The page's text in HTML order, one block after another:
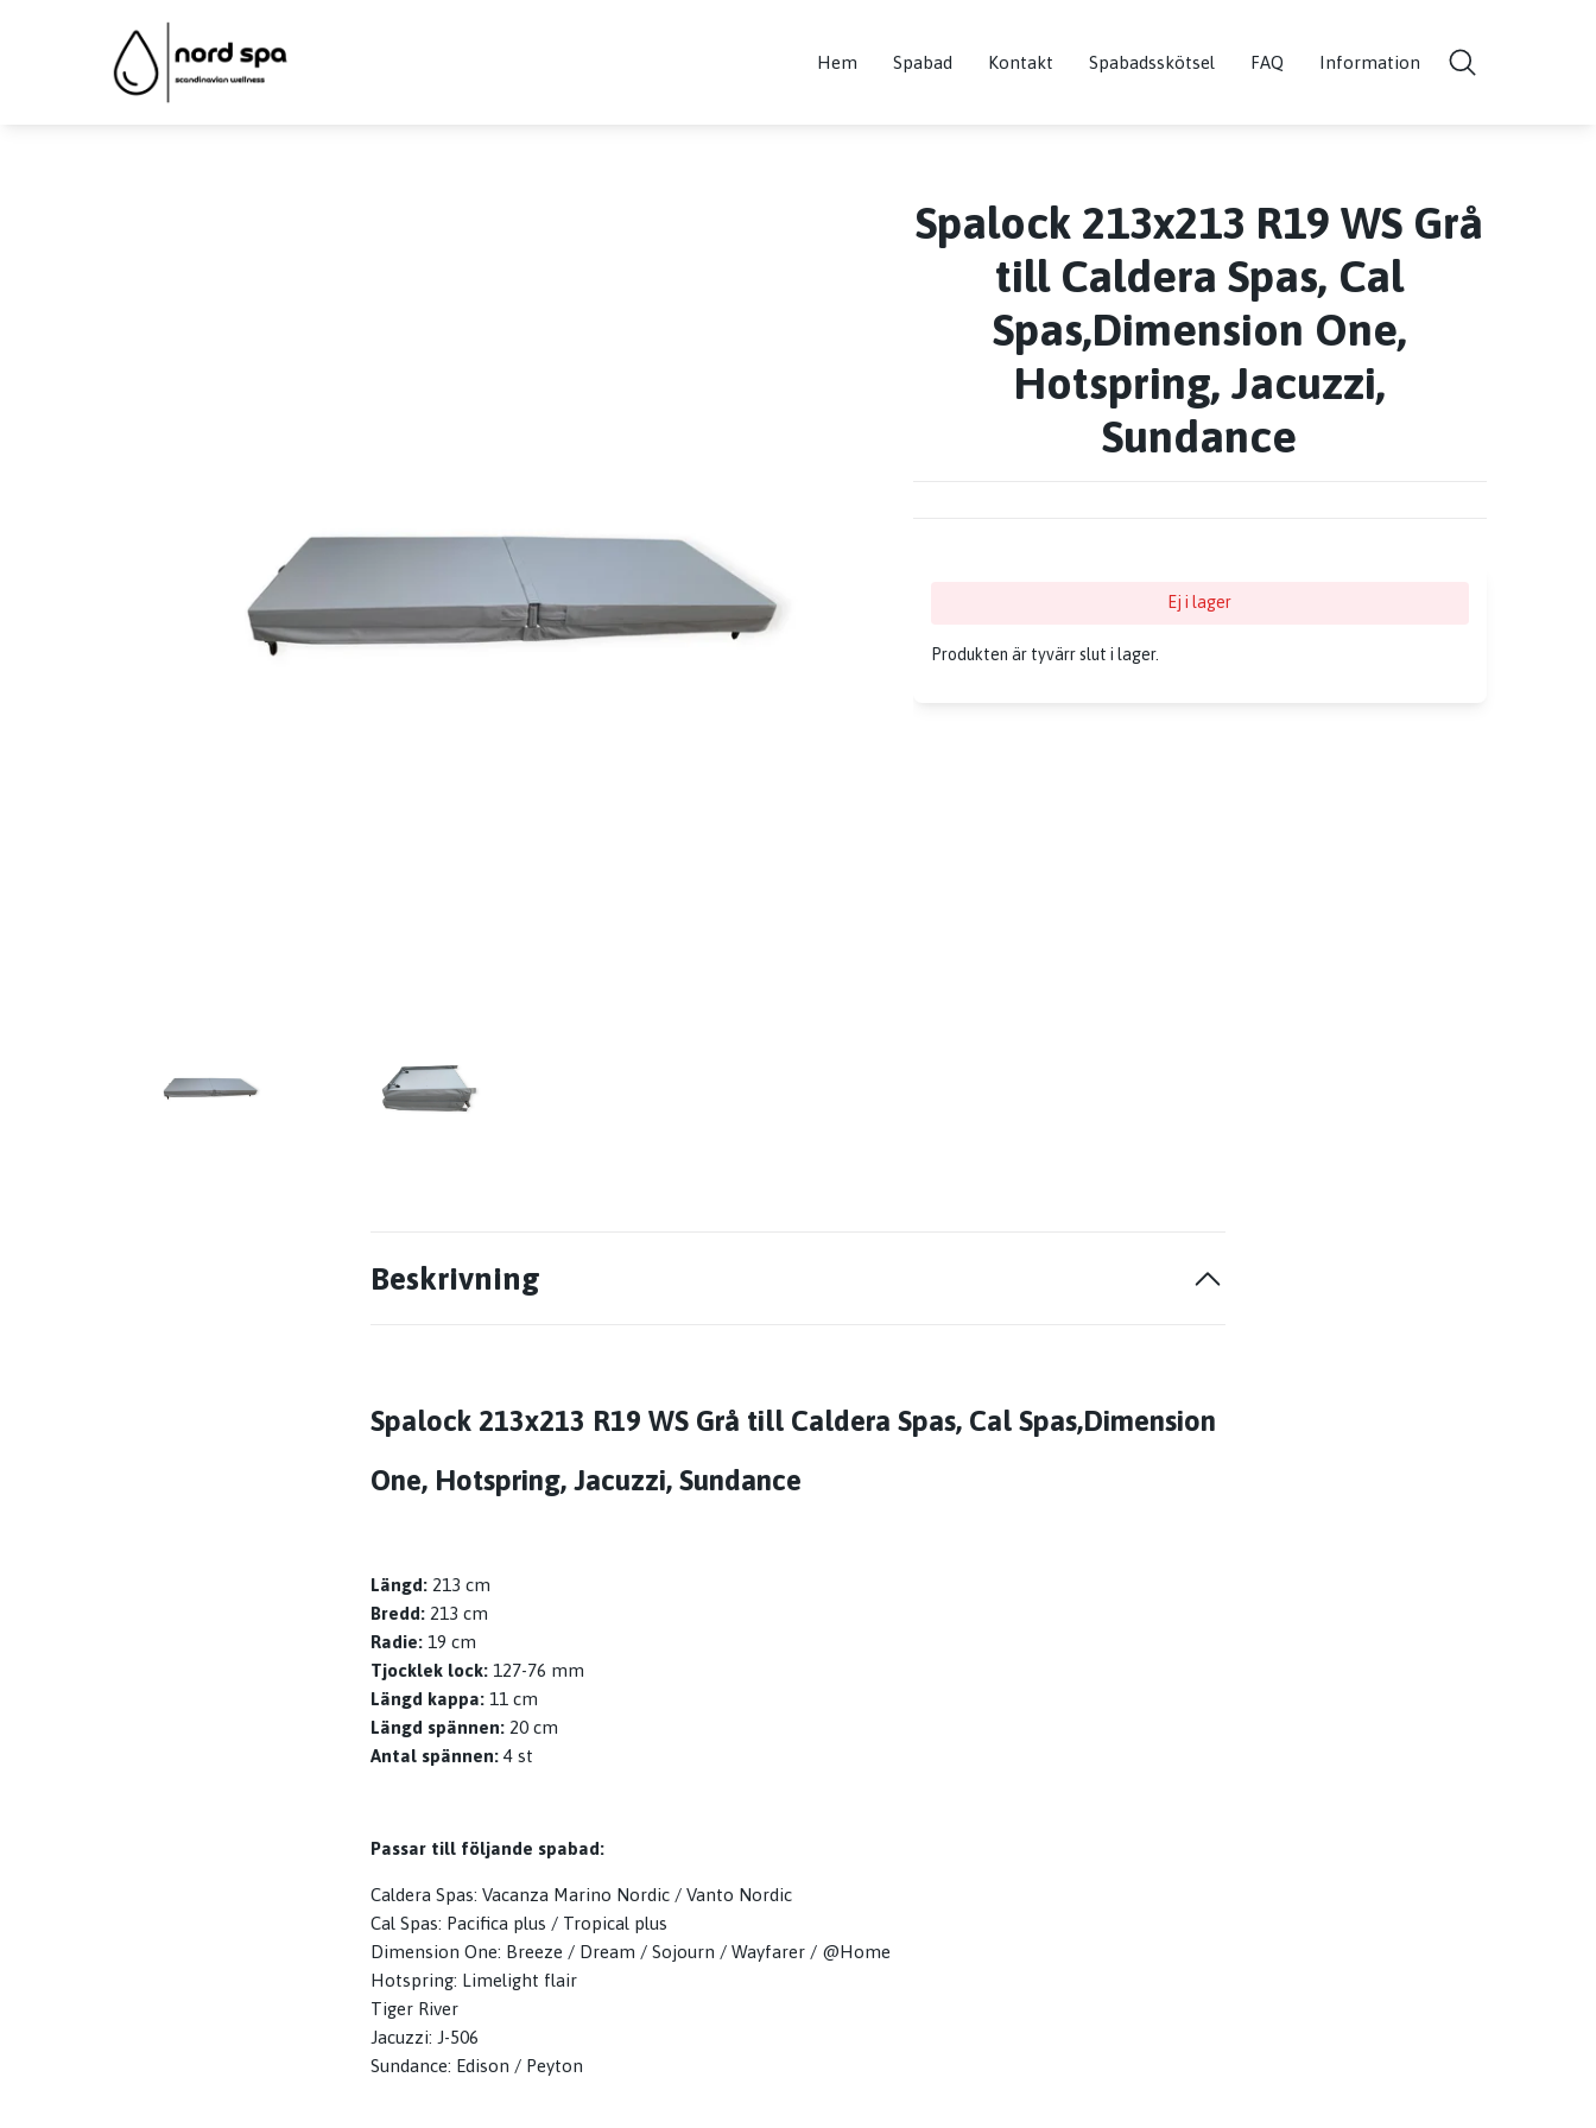
Hem Spabad Kontakt Spabadsskötsel FAQ Information
Spalock 213x213 R19 WS Grå
till Caldera Spas, Cal
Spas,Dimension One,
Hotspring, Jacuzzi,
Sundance
Ej i lager
Produkten är tyvärr slut i lager.
Beskrivning
Spalock 213x213 R19 WS Grå till Caldera Spas, Cal Spas,Dimension
One, Hotspring, Jacuzzi, Sundance
Längd: 213 cm
Bredd: 213 cm
Radie: 19 cm
Tjocklek lock: 127-76 mm
Längd kappa: 11 cm
Längd spännen: 20 cm
Antal spännen:4 st
Passar till följande spabad:
Caldera Spas: Vacanza Marino Nordic / Vanto Nordic
Cal Spas: Pacifica plus / Tropical plus
Dimension One: Breeze / Dream / Sojourn / Wayfarer / @Home
Hotspring: Limelight flair
Tiger River
Jacuzzi: J-506
Sundance: Edison / Peyton